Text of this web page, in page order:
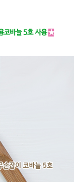
코바늘 5호 사용★